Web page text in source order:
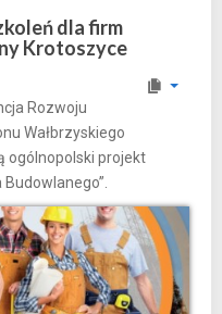
dla firm
Krotoszyce
Rozwoju
Wałbrzyskiego
ogólnopolski projekt